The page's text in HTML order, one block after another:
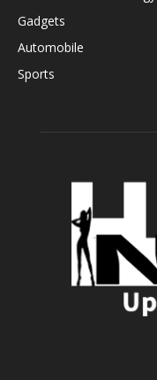
Gadgets
Automobile
Sports